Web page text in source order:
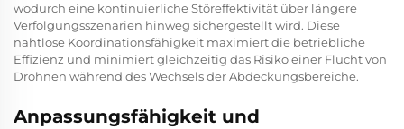
wodurch eine kontinuierliche Störeffektivität über längere
Verfolgungsszenarien hinweg sichergestellt wird. Diese
nahtlose Koordinationsfähigkeit maximiert die betriebliche
Effizienz und minimiert gleichzeitig das Risiko einer Flucht von
Drohnen während des Wechsels der Abdeckungsbereiche.
Anpassungsfähigkeit und